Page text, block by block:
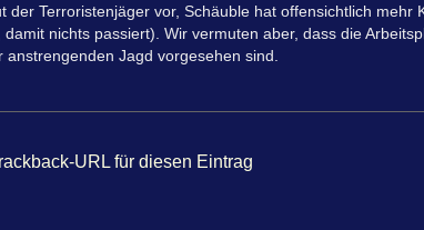
Terroristenjäger vor, Schäuble hat offensichtlich mehr
nichts passiert). Wir vermuten aber, dass die
Jagd vorgesehen sind.
URL für diesen Eintrag